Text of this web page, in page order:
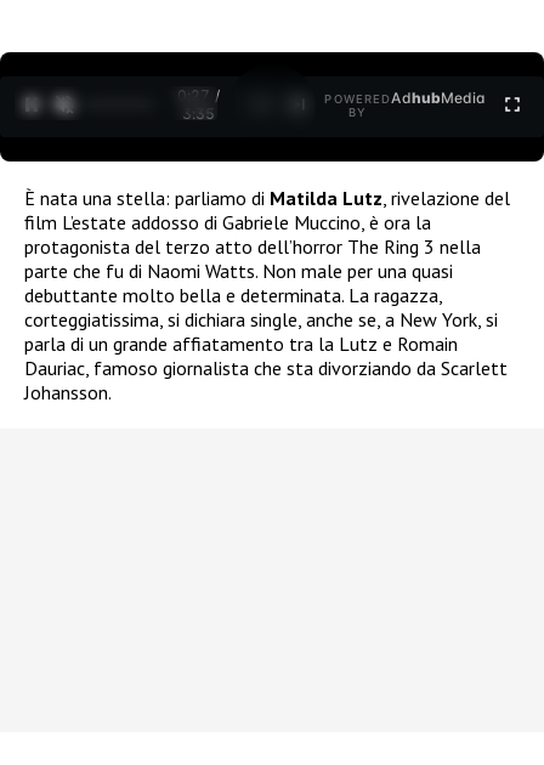
0:27 /
3:35
POWERED
BY
AdhubMedia
È nata una stella: parliamo di Matilda Lutz , rivelazione del
film L’estate addosso di Gabriele Muccino, è ora la
protagonista del terzo atto dell’horror The Ring 3 nella
parte che fu di Naomi Watts. Non male per una quasi
debuttante molto bella e determinata. La ragazza,
corteggiatissima, si dichiara single, anche se, a New York, si
parla di un grande affiatamento tra la Lutz e Romain
Dauriac, famoso giornalista che sta divorziando da Scarlett
Johansson.